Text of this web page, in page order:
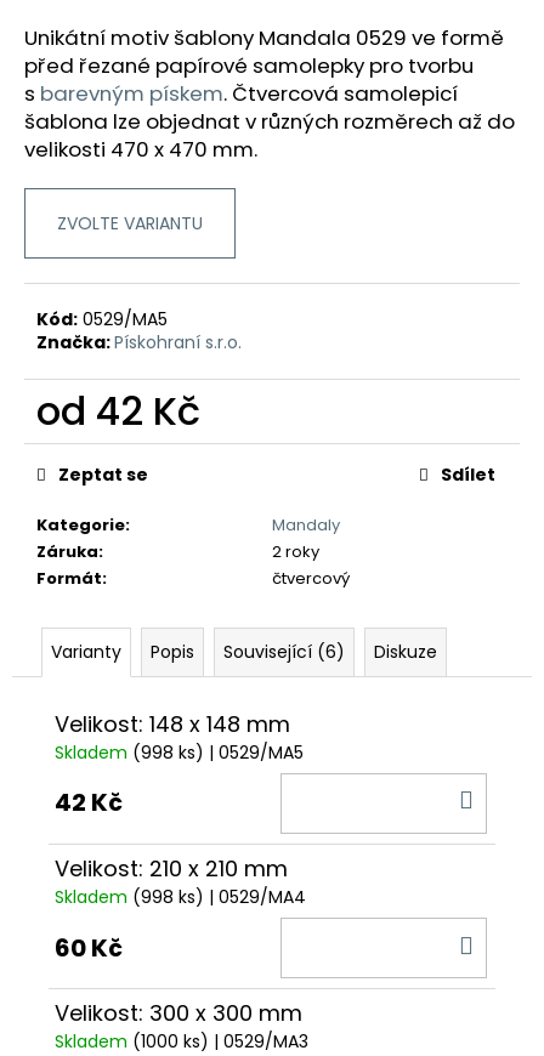
Unikátní motiv šablony Mandala 0529 ve formě
před řezané papírové samolepky pro tvorbu
s barevným pískem. Čtvercová samolepicí
šablona lze objednat v různých rozměrech až do
velikosti 470 x 470 mm.
ZVOLTE VARIANTU
Kód: 0529/MA5
Značka:Pískohraní s.r.o.
od 42 Kč
Měrná
cena:
Kategorie:
Mandaly
Záruka:
2 roky
Formát: čtvercový
Zeptat se Sdílet
Varianty Popis Související (6) Diskuze
Velikost: 148 x 148 mm
Skladem (998 ks) | 0529/MA5
42 Kč
Velikost: 210 x 210 mm
Skladem (998 ks) | 0529/MA4
60 Kč
Velikost: 300 x 300 mm
Skladem (1000 ks) | 0529/MA3
a
j
í
t
?
HLEDAT
D
o
p
o
u
č
u
e